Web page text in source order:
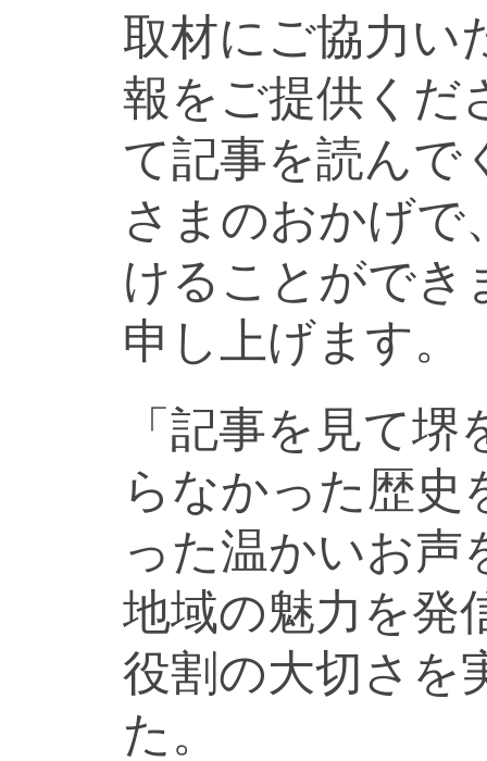
取材にご協力い
報をご提供くだ
て記事を読んで
さまのおかげで
けることができ
申し上げます。
「記事を見て
らなかった歴史
った温かいお声
地域の魅力を発
役割の大切さを
た。